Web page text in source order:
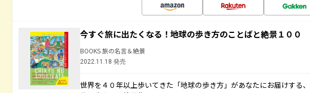
今すぐ旅に出たくなる！地球の歩き方のことばと絶景１００
BOOKS 旅の名言＆絶景
2022.11.18 発売
世界を４０年以上歩いてきた「地球の歩き方」があなたにお届けする